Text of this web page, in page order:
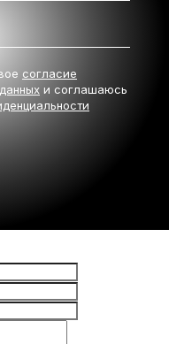
согласие
и соглашаюсь